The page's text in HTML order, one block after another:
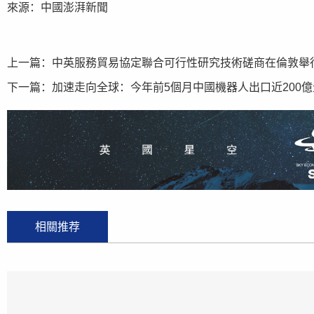
來源：中國澎湃新聞
上一篇： 中英服務貿易協定聯合可行性研究技術磋商在倫敦舉
下一篇： 加速走向全球：今年前5個月中國機器人出口近200
相關推荐